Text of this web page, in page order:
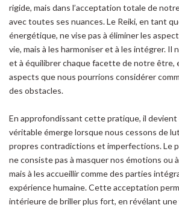
rigide, mais dans l’acceptation totale de
avec toutes ses nuances. Le Reiki, en tant
énergétique, ne vise pas à éliminer les
vie, mais à les harmoniser et à les intégrer. Il
et à équilibrer chaque facette de notre être,
aspects que nous pourrions considérer
des obstacles.
En approfondissant cette pratique, il devient
véritable émerge lorsque nous cessons de
propres contradictions et imperfections. Le
ne consiste pas à masquer nos émotions ou
mais à les accueillir comme des parties
expérience humaine. Cette acceptation
intérieure de briller plus fort, en révélant